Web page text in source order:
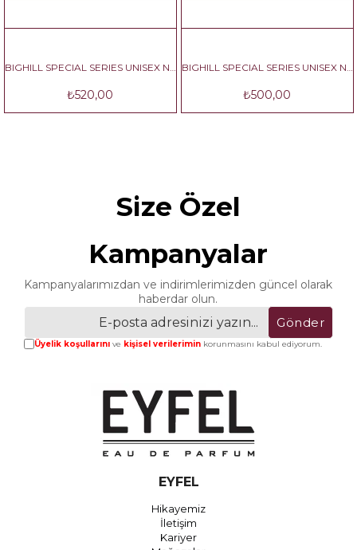
BIGHILL SPECIAL SERIES UNISEX NO:2
₺520,00
BIGHILL SPECIAL SERIES UNISEX NO:3
₺500,00
Size Özel
Kampanyalar
Kampanyalarımızdan ve indirimlerimizden güncel olarak
haberdar olun.
Gönder
Üyelik koşullarınıve kişisel verileriminkorunmasını kabul ediyorum.
EYFEL
Hikayemiz
İletişim
Kariyer